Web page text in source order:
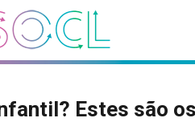
Estes são